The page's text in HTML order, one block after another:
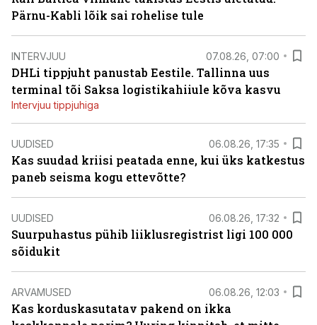
Pärnu-Kabli lõik sai rohelise tule
INTERVJUU 07.08.26, 07:00
DHLi tippjuht panustab Eestile. Tallinna uus
terminal tõi Saksa logistikahiiule kõva kasvu
Intervjuu tippjuhiga
UUDISED 06.08.26, 17:35
Kas suudad kriisi peatada enne, kui üks katkestus
paneb seisma kogu ettevõtte?
UUDISED 06.08.26, 17:32
Suurpuhastus pühib liiklusregistrist ligi 100 000
sõidukit
ARVAMUSED 06.08.26, 12:03
Kas korduskasutatav pakend on ikka